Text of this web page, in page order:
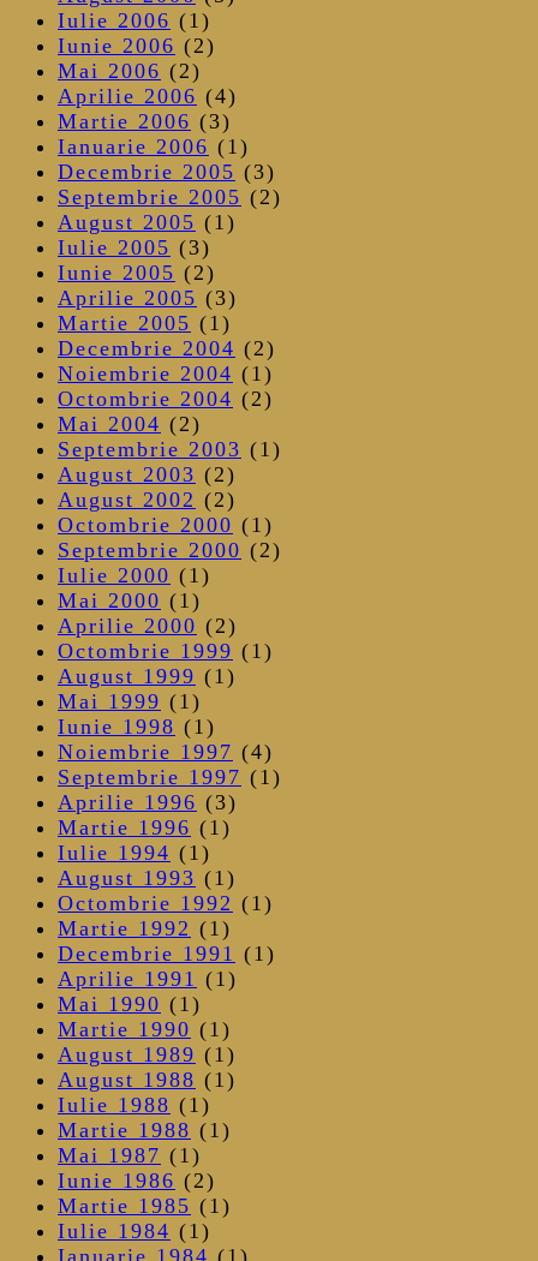
Iulie 2006 (1)
Iunie 2006 (2)
Mai 2006 (2)
Aprilie 2006 (4)
Martie 2006 (3)
Ianuarie 2006 (1)
Decembrie 2005 (3)
Septembrie 2005 (2)
August 2005 (1)
Iulie 2005 (3)
Iunie 2005 (2)
Aprilie 2005 (3)
Martie 2005 (1)
Decembrie 2004 (2)
Noiembrie 2004 (1)
Octombrie 2004 (2)
Mai 2004 (2)
Septembrie 2003 (1)
August 2003 (2)
August 2002 (2)
Octombrie 2000 (1)
Septembrie 2000 (2)
Iulie 2000 (1)
Mai 2000 (1)
Aprilie 2000 (2)
Octombrie 1999 (1)
August 1999 (1)
Mai 1999 (1)
Iunie 1998 (1)
Noiembrie 1997 (4)
Septembrie 1997 (1)
Aprilie 1996 (3)
Martie 1996 (1)
Iulie 1994 (1)
August 1993 (1)
Octombrie 1992 (1)
Martie 1992 (1)
Decembrie 1991 (1)
Aprilie 1991 (1)
Mai 1990 (1)
Martie 1990 (1)
August 1989 (1)
August 1988 (1)
Iulie 1988 (1)
Martie 1988 (1)
Mai 1987 (1)
Iunie 1986 (2)
Martie 1985 (1)
Iulie 1984 (1)
Ianuarie 1984 (1)